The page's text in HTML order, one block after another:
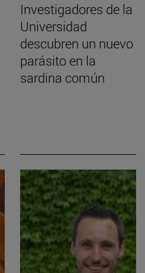
Investigadores de la
Universidad
descubren un nuevo
parásito en la
sardina común